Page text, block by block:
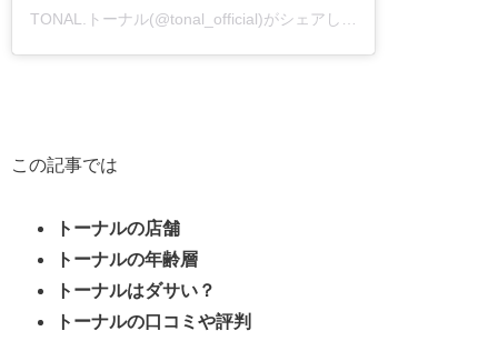
TONAL.トーナル(@tonal_official)がシェアした投稿
この記事では
トーナルの店舗
トーナルの年齢層
トーナルはダサい？
トーナルの口コミや評判